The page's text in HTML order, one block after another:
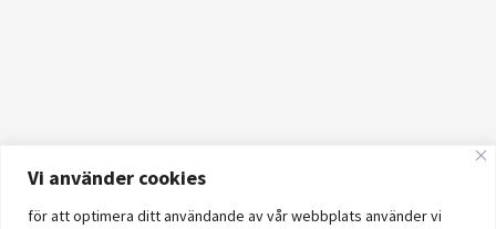
Vi använder cookies
för att optimera ditt användande av vår webbplats använder vi